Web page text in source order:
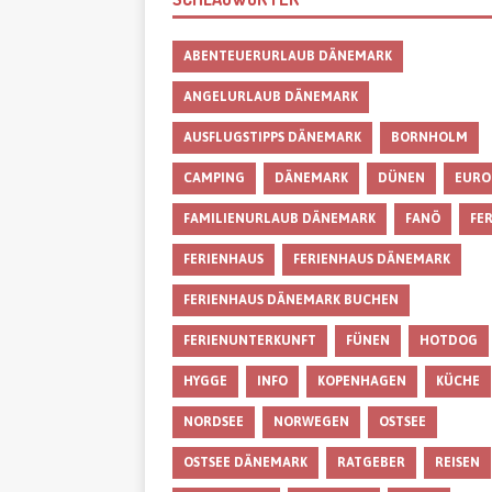
ABENTEUERURLAUB DÄNEMARK
ANGELURLAUB DÄNEMARK
AUSFLUGSTIPPS DÄNEMARK BORNHOLM
CAMPING DÄNEMARK DÜNEN EURO
FAMILIENURLAUB DÄNEMARK FANÖ
FERIENHAUS FERIENHAUS DÄNEMARK
FERIENHAUS DÄNEMARK BUCHEN
FERIENUNTERKUNFT FÜNEN HOTDOG
HYGGE INFO KOPENHAGEN KÜCHE
NORDSEE NORWEGEN OSTSEE
OSTSEE DÄNEMARK RATGEBER REISEN